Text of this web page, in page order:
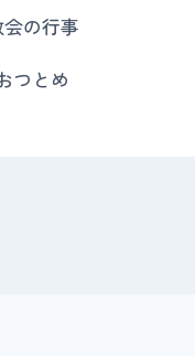
の行事
つとめ